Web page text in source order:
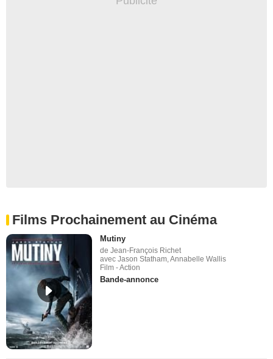
Films Prochainement au Cinéma
Mutiny
de Jean-François Richet
avec Jason Statham, Annabelle Wallis
Film - Action
Bande-annonce